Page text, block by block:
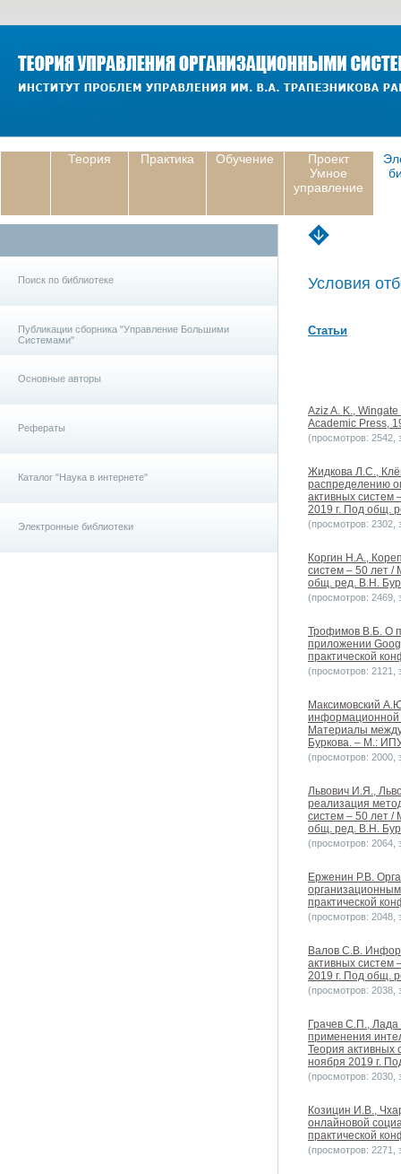
Теория Практика Обучение
Проект
Умное
управление
Поиск по библиотеке
Публикации сборника "Управление Большими
Системами"
Основные авторы
Рефераты
Каталог "Наука в интернете"
Электронные библиотеки
Условия
Статьи
Aziz A. K.,
Academic Press,
(просмотров: 2542,
Жидкова Л.С.,
распределению
активных систем
2019 г. Под общ.
(просмотров: 2302,
Коргин Н.А.,
систем – 50 лет /
общ. ред. В.Н.
(просмотров: 2469,
Трофимов В.Б. О
приложении
практической
(просмотров: 2121,
Максимовский
информационной
Материалы
Буркова. – М.:
(просмотров: 2000,
Львович И.Я.,
реализация
систем – 50 лет /
общ. ред. В.Н.
(просмотров: 2064,
Ерженин Р.В.
практической
(просмотров: 2048,
Валов С.В.
активных систем
2019 г. Под общ.
(просмотров: 2038,
Грачев С.П.,
применения
Теория активных
ноября 2019 г.
(просмотров: 2030,
Козицин И.В.,
онлайновой
практической
(просмотров: 2271,